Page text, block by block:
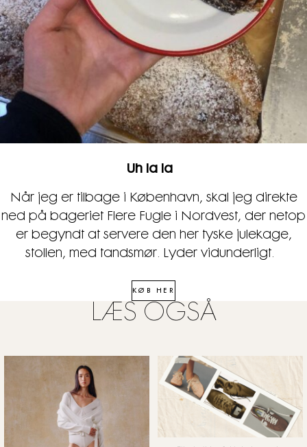
Uh la la
Når jeg er tilbage i København, skal jeg direkte
ned på bageriet Flere Fugle i Nordvest, der netop
er begyndt at servere den her tyske julekage,
stollen, med tandsmør. Lyder vidunderligt.
KØB HER
LÆS OGSÅ